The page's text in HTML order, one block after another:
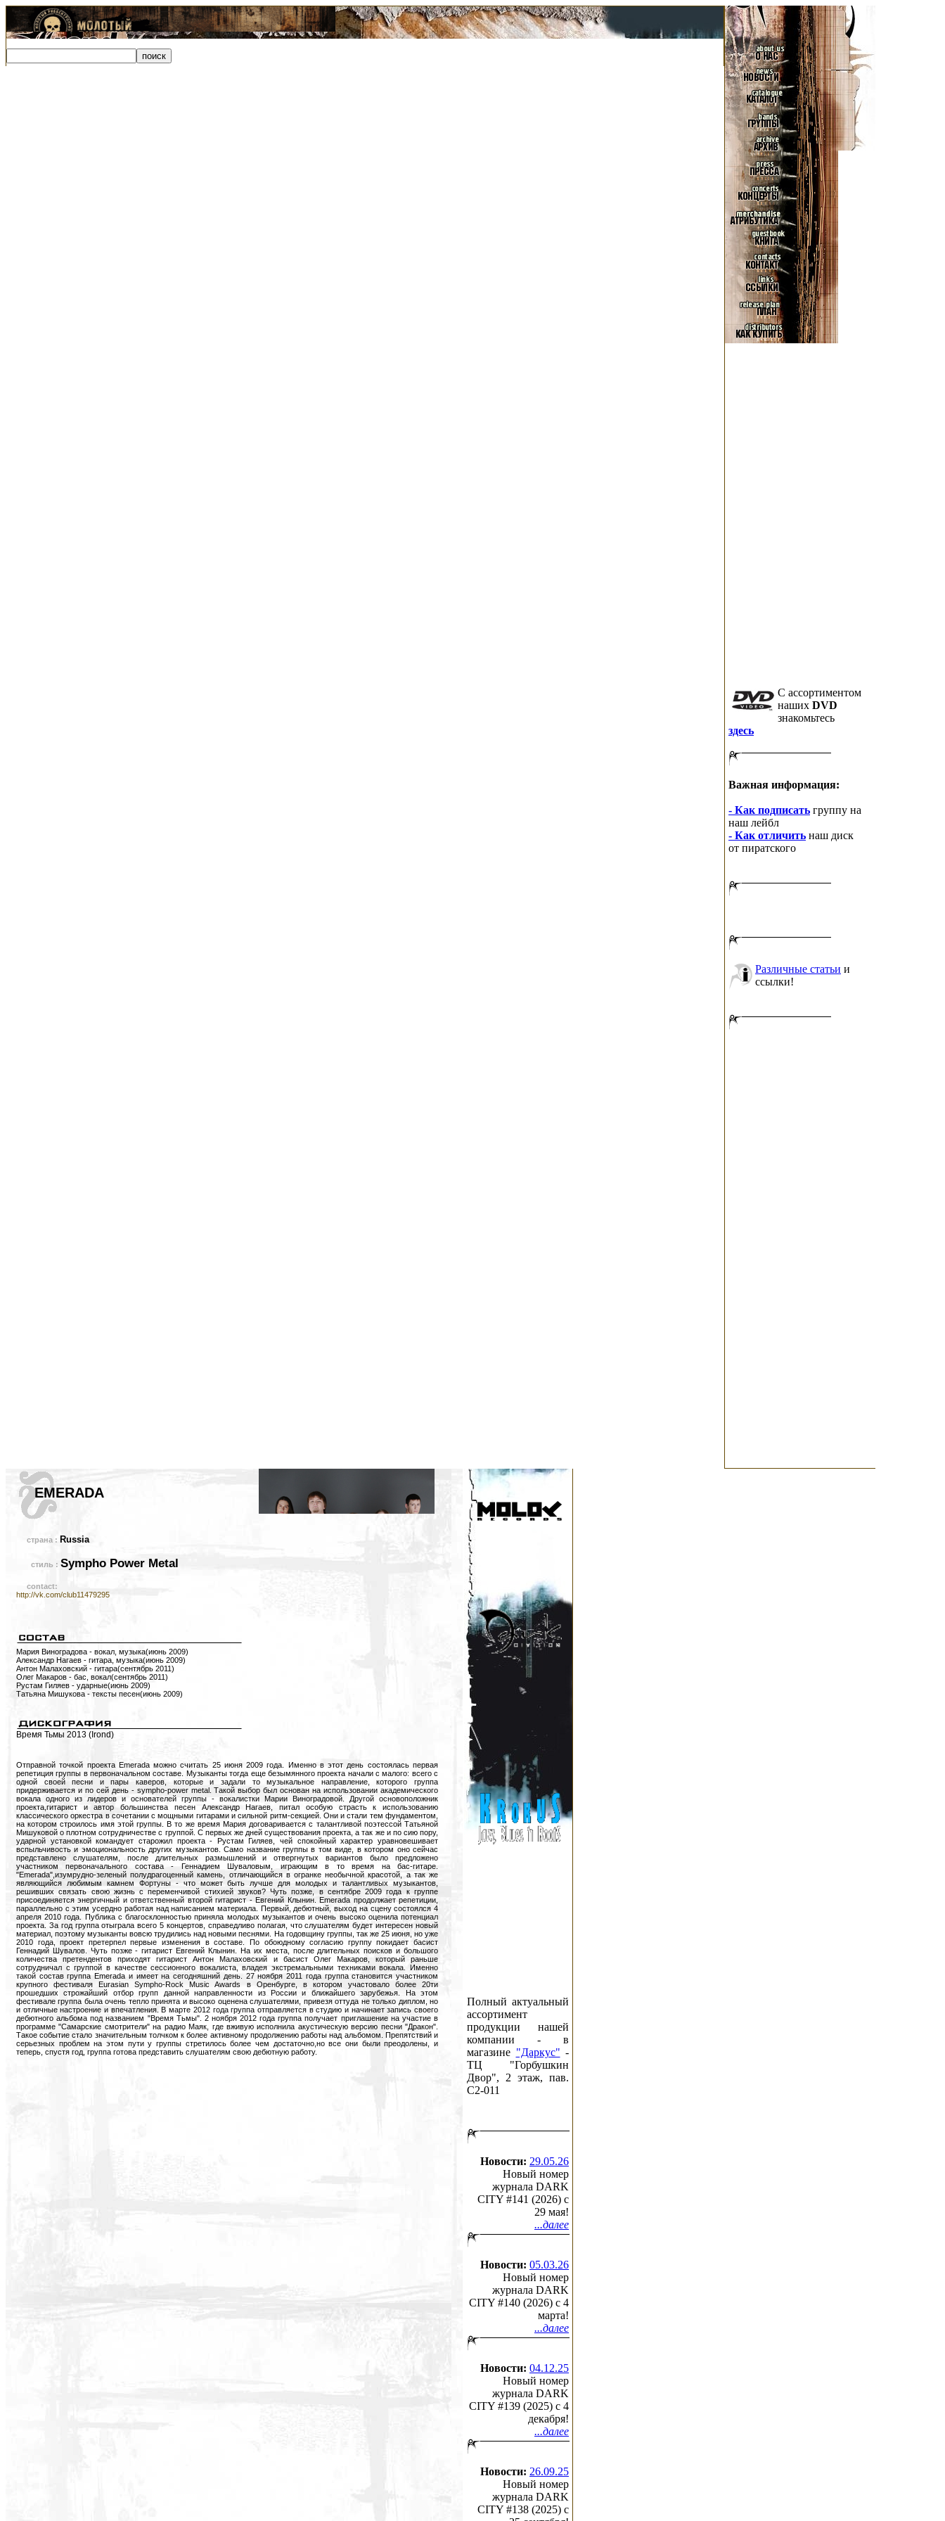
C ассортиментом
наших DVD
знакомьтесь
здесь
Важная информация:
- Как подписать группу на
наш лейбл
- Как отличить наш диск
от пиратского
Различные статьи и
ссылки!
EMERADA
страна : Russia
стиль : Sympho Power Metal
contact:
http://vk.com/club11479295
Мария Виноградова - вокал, музыка(июнь 2009)
Александр Нагаев - гитара, музыка(июнь 2009)
Антон Малаховский - гитара(сентябрь 2011)
Олег Макаров - бас, вокал(сентябрь 2011)
Рустам Гиляев - ударные(июнь 2009)
Татьяна Мишукова - тексты песен(июнь 2009)
Время Тьмы 2013 (Irond)
Отправной точкой проекта Emerada можно считать 25 июня 2009 года. Именно в этот день состоялась первая
репетиция группы в первоначальном составе. Музыканты тогда еще безымянного проекта начали с малого: всего с
одной своей песни и пары каверов, которые и задали то музыкальное направление, которого группа
придерживается и по сей день - sympho-power metal. Такой выбор был основан на использовании академического
вокала одного из лидеров и основателей группы - вокалистки Марии Виноградовой. Другой основоположник
проекта,гитарист и автор большинства песен Александр Нагаев, питал особую страсть к использованию
классического оркестра в сочетании с мощными гитарами и сильной ритм-секцией. Они и стали тем фундаментом,
на котором строилось имя этой группы. В то же время Мария договаривается с талантливой поэтессой Татьяной
Мишуковой о плотном сотрудничестве с группой. С первых же дней существования проекта, а так же и по сию пору,
ударной установкой командует старожил проекта - Рустам Гиляев, чей спокойный характер уравновешивает
вспыльчивость и эмоциональность других музыкантов. Само название группы в том виде, в котором оно сейчас
представлено слушателям, после длительных размышлений и отвергнутых вариантов было предложено
участником первоначального состава - Геннадием Шуваловым, играющим в то время на бас-гитаре.
"Emerada",изумрудно-зеленый полудрагоценный камень, отличающийся в огранке необычной красотой, а так же
являющийся любимым камнем Фортуны - что может быть лучше для молодых и талантливых музыкантов,
решивших связать свою жизнь с переменчивой стихией звуков? Чуть позже, в сентябре 2009 года к группе
присоединяется энергичный и ответственный второй гитарист - Евгений Клынин. Emerada продолжает репетиции,
параллельно с этим усердно работая над написанием материала. Первый, дебютный, выход на сцену состоялся 4
апреля 2010 года. Публика с благосклонностью приняла молодых музыкантов и очень высоко оценила потенциал
проекта. За год группа отыграла всего 5 концертов, справедливо полагая, что слушателям будет интересен новый
материал, поэтому музыканты вовсю трудились над новыми песнями. На годовщину группы, так же 25 июня, но уже
2010 года, проект претерпел первые изменения в составе. По обоюдному согласию группу покидает басист
Геннадий Шувалов. Чуть позже - гитарист Евгений Клынин. На их места, после длительных поисков и большого
количества претендентов приходят гитарист Антон Малаховский и басист Олег Макаров, который раньше
сотрудничал с группой в качестве сессионного вокалиста, владея экстремальными техниками вокала. Именно
такой состав группа Emerada и имеет на сегодняшний день. 27 ноября 2011 года группа становится участником
крупного фестиваля Eurasian Sympho-Rock Music Awards в Оренбурге, в котором участовало более 20ти
прошедших строжайший отбор групп данной направленности из России и ближайшего зарубежья. На этом
фестивале группа была очень тепло принята и высоко оценена слушателями, привезя оттуда не только диплом, но
и отличные настроение и впечатления. В марте 2012 года группа отправляется в студию и начинает запись своего
дебютного альбома под названием "Время Тьмы". 2 ноября 2012 года группа получает приглашение на участие в
программе "Самарские смотрители" на радио Маяк, где вживую исполнила акустическую версию песни "Дракон".
Такое событие стало значительным толчком к более активному продолжению работы над альбомом. Препятствий и
серьезных проблем на этом пути у группы стретилось более чем достаточно,но все они были преодолены, и
теперь, спустя год, группа готова представить слушателям свою дебютную работу.
Полный актуальный
ассортимент
продукции нашей
компании - в
магазине "Даркус" -
ТЦ "Горбушкин
Двор", 2 этаж, пав.
C2-011
Новости: 29.05.26
Новый номер
журнала DARK
CITY #141 (2026) c
29 мая!
...далее
Новости: 05.03.26
Новый номер
журнала DARK
CITY #140 (2026) c 4
марта!
...далее
Новости: 04.12.25
Новый номер
журнала DARK
CITY #139 (2025) c 4
декабря!
...далее
Новости: 26.09.25
Новый номер
журнала DARK
CITY #138 (2025) c